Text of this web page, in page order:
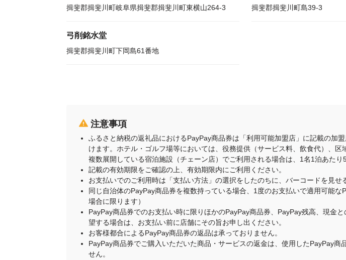
揖斐郡揖斐川町岐阜県揖斐郡揖斐川町東横山264-3 揖斐郡揖斐川町島39-3
弓削銘水堂
揖斐郡揖斐川町下岡島61番地
注意事項
ふるさと納税の返礼品におけるPayPay商品券は「利用可能加盟店」に記載の加
けます。ホテル・ゴルフ場等においては、役務提供（サービス料、飲食代）、
複数展開している宿泊施設（チェーン店）でご利用される場合は、1名1泊あたり
記載の有効期限をご確認の上、有効期限内にご利用ください。
お支払いでのご利用時は「支払い方法」の選択をしたのちに、バーコードを見せ
同じ自治体のPayPay商品券を複数持っている場合、1度のお支払いで適用可能
場合に限ります）
PayPay商品券でのお支払い時に限りほかのPayPay商品券、PayPay残高、現金
望する場合は、お支払い前に店舗にその旨お申し出ください。
お客様都合によるPayPay商品券の返品は承っておりません。
PayPay商品券でご購入いただいた商品・サービスの返金は、使用したPayPay
せん。